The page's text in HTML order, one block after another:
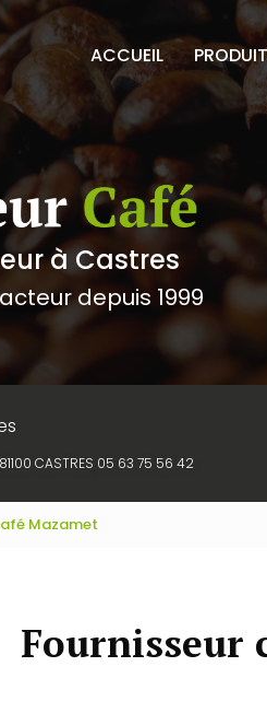
ACCUEIL
Thés &
Épicerie
à Castres
depuis 1999
CASTRES 05 63 75 56 42
Mazamet
Fournisseur